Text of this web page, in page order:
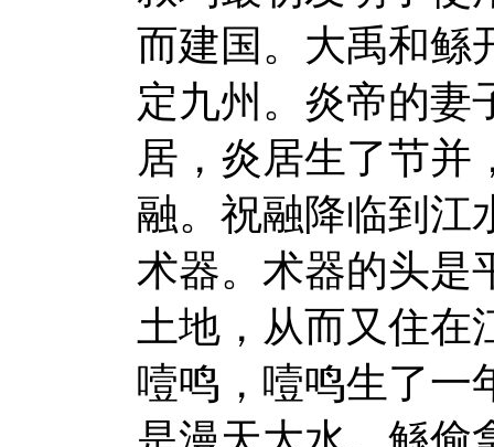
而建国。大禹和鲧
定九州。炎帝的妻
居，炎居生了节并
融。祝融降临到江
术器。术器的头是
土地，从而又住在
噎鸣，噎鸣生了一